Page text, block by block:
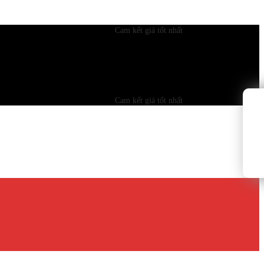
Cam kết giá tốt nhất
Cam kết giá tốt nhất